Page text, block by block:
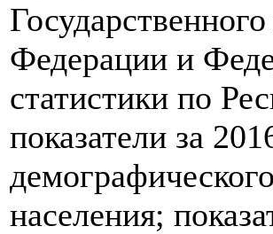
Федерации и
статистики по
показатели за
населения;